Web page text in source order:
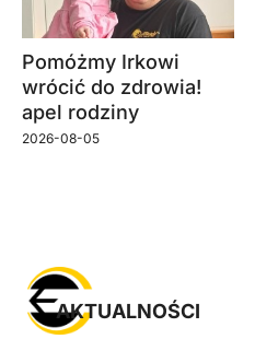
Pomóżmy Irkowi
wrócić do zdrowia!
apel rodziny
2026-08-05
AKTUALNOŚCI